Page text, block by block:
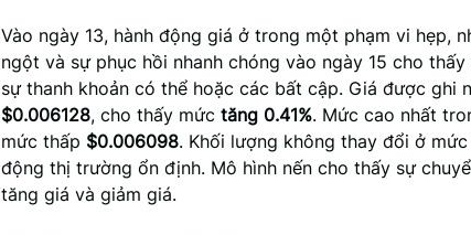
Vào ngày 13, hành động giá ở trong một phạm vi hẹp,
ngột và sự phục hồi nhanh chóng vào ngày 15 cho
sự thanh khoản có thể hoặc các bất cập. Giá được ghi
$0.006128, cho thấy mức tăng 0.41%. Mức cao nhất
mức thấp $0.006098. Khối lượng không thay đổi ở mức
động thị trường ổn định. Mô hình nến cho thấy sự
tăng giá và giảm giá.